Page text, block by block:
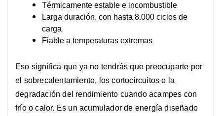
Térmicamente estable e incombustible
Larga duración, con hasta 8.000 ciclos de
carga
Fiable a temperaturas extremas
Eso significa que ya no tendrás que preocuparte por
el sobrecalentamiento, los cortocircuitos o la
degradación del rendimiento cuando acampes con
frío o calor. Es un acumulador de energía diseñado